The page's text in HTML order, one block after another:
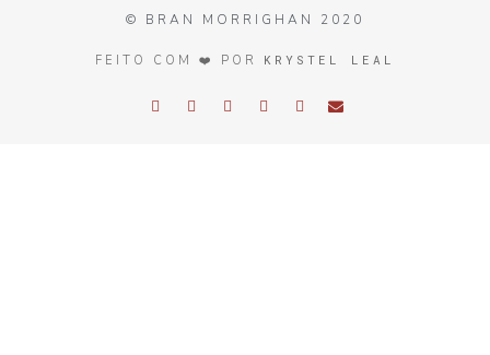
© BRAN MORRIGHAN 2020
FEITO COM ❤️ POR KRYSTEL LEAL